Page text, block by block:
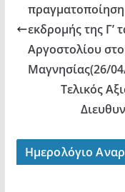
πραγματοποίηση
εκδρομής της Γ’
Αργοστολίου
Μαγνησίας(26/
Τελικός
Ημερολόγιο